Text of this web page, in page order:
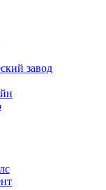
завод